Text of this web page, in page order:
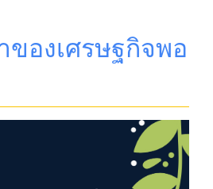
องเศรษฐกิจพอ